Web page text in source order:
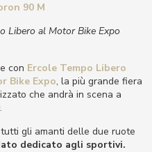
90 M
Libero al Motor Bike Expo
con Ercole Tempo Libero
Bike Expo, la più grande fiera
che andrà in scena a
gli amanti delle due ruote
dedicato agli sportivi.